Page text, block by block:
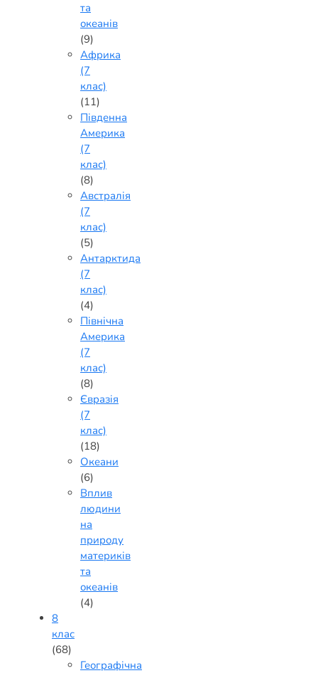
та
океанів
(9)
Африка
(7
клас)
(11)
Південна
Америка
(7
клас)
(8)
Австралія
(7
клас)
(5)
Антарктида
(7
клас)
(4)
Північна
Америка
(7
клас)
(8)
Євразія
(7
клас)
(18)
Океани
(6)
Вплив
людини
на
природу
материків
та
океанів
(4)
8
клас
(68)
Географічна